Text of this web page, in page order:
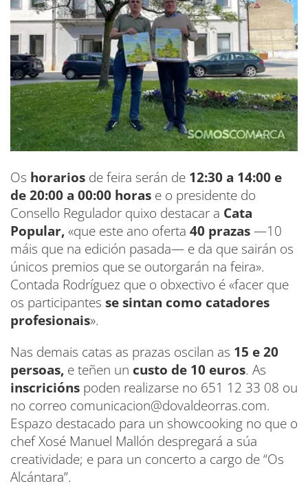
Os horarios de feira serán de 12:30 a 14:00 e
de 20:00 a 00:00 horas e o presidente do
Consello Regulador quixo destacar a Cata
Popular,«que este ano oferta 40 prazas—10
máis que na edición pasada— e da que sairán os
únicos premios que se outorgarán na feira».
Contada Rodríguez que o obxectivo é «facer que
os participantes se sintan como catadores
profesionais».
Nas demais catas as prazas oscilan as 15 e 20
persoas, e teñen un custo de 10 euros. As
inscricións poden realizarse no 651 12 33 08 ou
no correo comunicacion@dovaldeorras.com.
Espazo destacado para un showcooking no que o
chef Xosé Manuel Mallón despregará a súa
creatividade; e para un concerto a cargo de “Os
Alcántara”.